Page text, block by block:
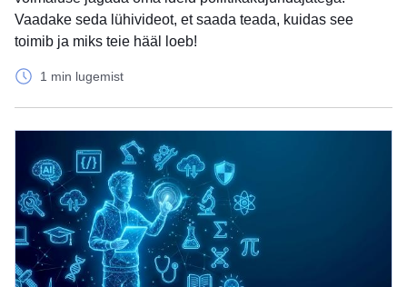
Vaadake seda lühivideot, et saada teada, kuidas see
toimib ja miks teie hääl loeb!
1 min lugemist